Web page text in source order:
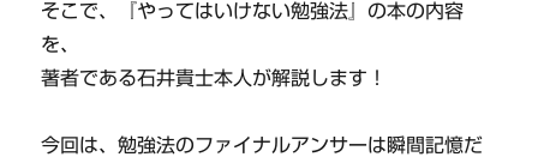
そこで、『やってはいけない勉強法』の本の内容
を、
著者である石井貴士本人が解説します！
今回は、勉強法のファイナルアンサーは瞬間記憶だ